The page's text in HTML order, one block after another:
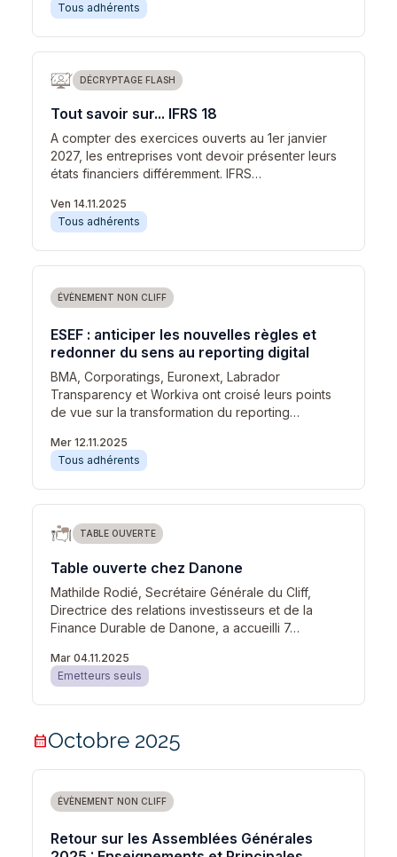
Tous adhérents
DÉCRYPTAGE FLASH
Tout savoir sur... IFRS 18
A compter des exercices ouverts au 1er janvier
2027, les entreprises vont devoir présenter leurs
états financiers différemment. IFRS…
Ven 14.11.2025
Tous adhérents
ÉVÈNEMENT NON CLIFF
ESEF : anticiper les nouvelles règles et
redonner du sens au reporting digital
BMA, Corporatings, Euronext, Labrador
Transparency et Workiva ont croisé leurs points
de vue sur la transformation du reporting…
Mer 12.11.2025
Tous adhérents
TABLE OUVERTE
Table ouverte chez Danone
Mathilde Rodié, Secrétaire Générale du Cliff,
Directrice des relations investisseurs et de la
Finance Durable de Danone, a accueilli 7…
Mar 04.11.2025
Emetteurs seuls
calendar_monthOctobre 2025
ÉVÈNEMENT NON CLIFF
Retour sur les Assemblées Générales